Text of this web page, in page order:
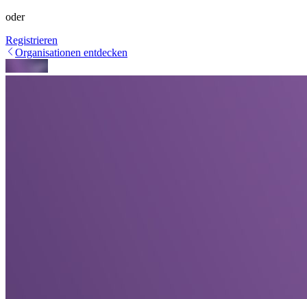
oder
Registrieren
Organisationen entdecken